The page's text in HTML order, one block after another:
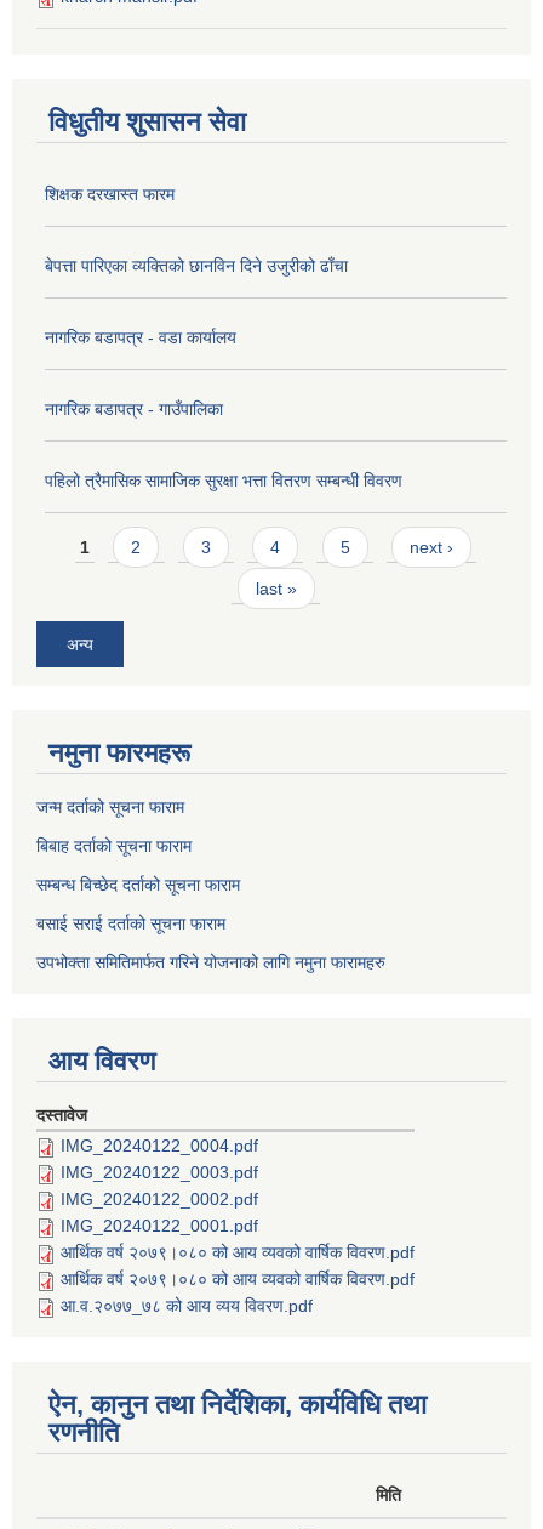
विधुतीय शुसासन सेवा
शिक्षक दरखास्त फारम
बेपत्ता पारिएका व्यक्तिको छानविन दिने उजुरीको ढाँचा
नागरिक बडापत्र - वडा कार्यालय
नागरिक बडापत्र - गाउँपालिका
पहिलो त्रैमासिक सामाजिक सुरक्षा भत्ता वितरण सम्बन्धी विवरण
Pages
1 2 3 4 5 next ›
last »
अन्य
नमुना फारमहरू
जन्म दर्ताको सूचना फाराम
बिबाह दर्ताको सूचना फाराम
सम्बन्ध बिच्छेद दर्ताको सूचना फाराम
बसाई सराई दर्ताको सूचना फाराम
उपभोक्ता समितिमार्फत गरिने योजनाको लागि नमुना फारामहरु
आय विवरण
दस्तावेज
IMG_20240122_0004.pdf
IMG_20240122_0003.pdf
IMG_20240122_0002.pdf
IMG_20240122_0001.pdf
आर्थिक वर्ष २०७९।०८० को आय व्यवको वार्षिक विवरण.pdf
आर्थिक वर्ष २०७९।०८० को आय व्यवको वार्षिक विवरण.pdf
आ.व.२०७७_७८ को आय व्यय विवरण.pdf
ऐन, कानुन तथा निर्देशिका, कार्यविधि तथा
रणनीति
मिति